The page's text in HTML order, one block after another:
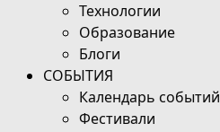
Технологии
Образование
Блоги
СОБЫТИЯ
Календарь событий
Фестивали